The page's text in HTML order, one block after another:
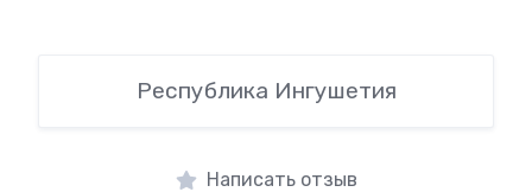
Республика Ингушетия
Написать отзыв